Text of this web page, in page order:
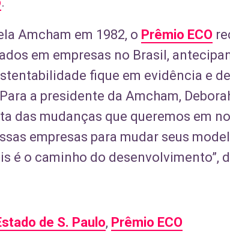
Amcham em 1982, o Prêmio ECO
em empresas no Brasil,
fique em evidência e
a presidente da Amcham,
das mudanças que queremos em
empresas para mudar seus
é o caminho do desenvolvimento”,
de S. Paulo, Prêmio ECO